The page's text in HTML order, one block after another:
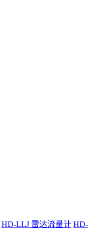
HD-LLJ 雷达流量计 HD-